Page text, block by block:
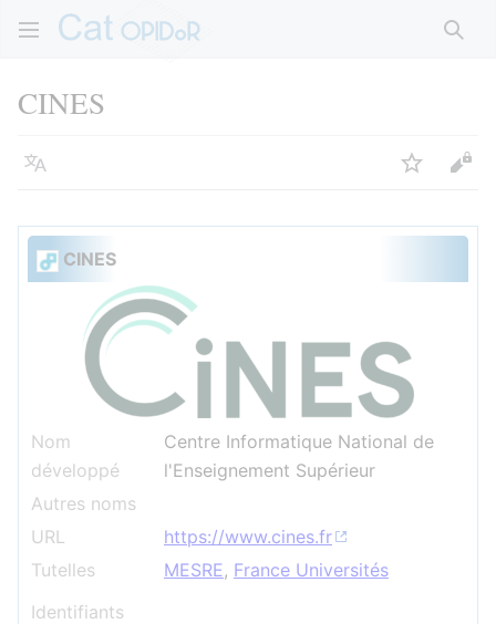
CINES
Langue Suivre
CINES
Nom
développé
Centre Informatique National de
l'Enseignement Supérieur
Autres noms
URL
https://www.cines.fr
Tutelles
MESRE, France Universités
Identifiants